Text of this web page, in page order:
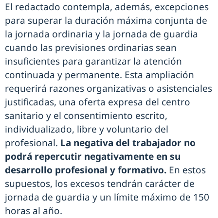
El redactado contempla, además, excepciones
para superar la duración máxima conjunta de
la jornada ordinaria y la jornada de guardia
cuando las previsiones ordinarias sean
insuficientes para garantizar la atención
continuada y permanente. Esta ampliación
requerirá razones organizativas o asistenciales
justificadas, una oferta expresa del centro
sanitario y el consentimiento escrito,
individualizado, libre y voluntario del
profesional. La negativa del trabajador no
podrá repercutir negativamente en su
desarrollo profesional y formativo. En estos
supuestos, los excesos tendrán carácter de
jornada de guardia y un límite máximo de 150
horas al año.